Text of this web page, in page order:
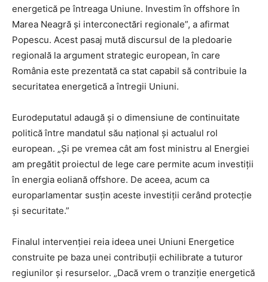
energetică pe întreaga Uniune. Investim în offshore în
Marea Neagră și interconectări regionale”, a afirmat
Popescu. Acest pasaj mută discursul de la pledoarie
regională la argument strategic european, în care
România este prezentată ca stat capabil să contribuie la
securitatea energetică a întregii Uniuni.
Eurodeputatul adaugă și o dimensiune de continuitate
politică între mandatul său național și actualul rol
european. „Și pe vremea cât am fost ministru al Energiei
am pregătit proiectul de lege care permite acum investiții
în energia eoliană offshore. De aceea, acum ca
europarlamentar susțin aceste investiții cerând protecție
și securitate.”
Finalul intervenției reia ideea unei Uniuni Energetice
construite pe baza unei contribuții echilibrate a tuturor
regiunilor și resurselor. „Dacă vrem o tranziție energetică